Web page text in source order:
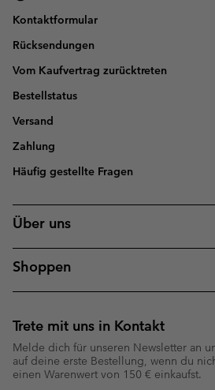
Kontaktformular
Rücksendungen
Vom Kaufvertrag zurücktreten
Bestellstatus
Versand
Zahlung
Häufig gestellte Fragen
Über uns
Shoppen
Trete mit uns in Kontakt
Melde dich für unseren Newsletter an
auf deine erste Bestellung, wenn du
einen Warenwert von 150 € einkaufst.